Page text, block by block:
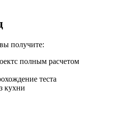
получите:
полным расчетом
теста
кухни